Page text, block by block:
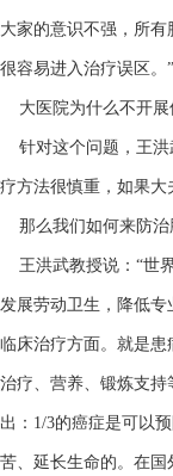
大家的意识不强，所
很容易进入治疗误区。”
大医院为什么不开展
针对这个问题，王洪
疗方法很慎重，如果
那么我们如何来防治
王洪武教授说：“世
发展劳动卫生，降低
临床治疗方面。就是
治疗、营养、锻炼支持
出：1/3的癌症是可以
苦、延长生命的。在